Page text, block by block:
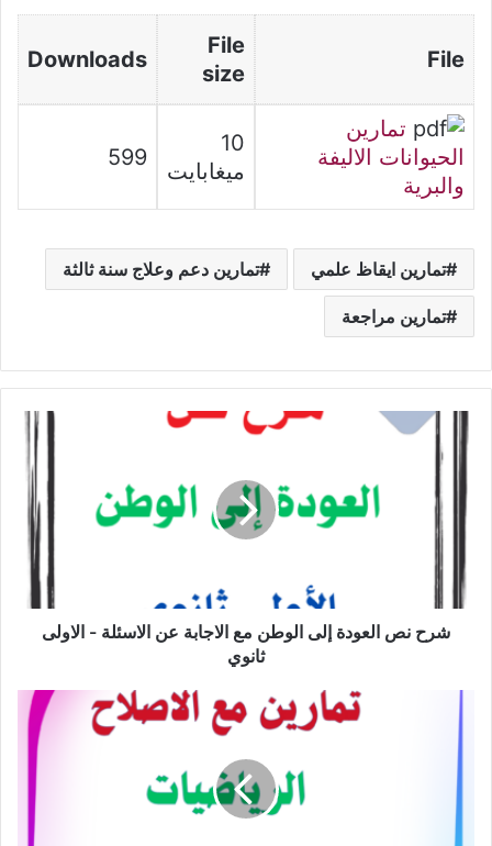
File
File
size
Downloads
تمارين
الحيوانات الاليفة
والبرية
10
ميغابايت
599
تمارين ايقاظ علمي تمارين دعم وعلاج سنة ثالثة
تمارين مراجعة
نص
العودة
الوطن
عن
الاسئلة
شرح نص العودة إلى الوطن مع الاجابة عن الاسئلة - الاولى
ثانوي
تمارين
رياضيات
ابتدائي